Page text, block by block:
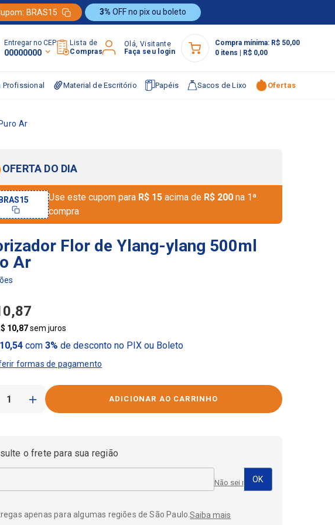
BRAS15 3% OFF no pix ou boleto
Entregar no CEP:
00000000
Lista de
Compras
Olá, Visitante
Faça seu login
Compra mínima: R$ 50,00
0 itens R$ 0,00
Profissional Material de Escritório Papéis Sacos de Lixo Ofertas
Ar
OFERTA DO DIA
Use este cupom para R$ 15 acima de R$ 200 na 1ª
compra
BRAS15
Flor de Ylang-ylang 500ml
Ar
,87
10,87sem juros
10,54 com3% de desconto no PIX ou Boleto
formas de pagamento
＋
o frete para sua região
Não sei meu CEP
apenas para algumas regiões de São Paulo.Saiba mais